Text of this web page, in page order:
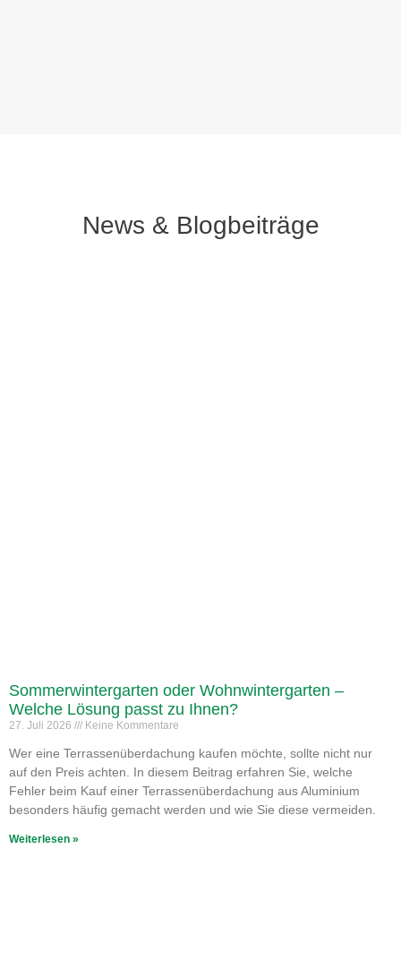
News & Blogbeiträge
Sommerwintergarten oder Wohnwintergarten –
Welche Lösung passt zu Ihnen?
27. Juli 2026 Keine Kommentare
Wer eine Terrassenüberdachung kaufen möchte, sollte nicht nur
auf den Preis achten. In diesem Beitrag erfahren Sie, welche
Fehler beim Kauf einer Terrassenüberdachung aus Aluminium
besonders häufig gemacht werden und wie Sie diese vermeiden.
Weiterlesen »